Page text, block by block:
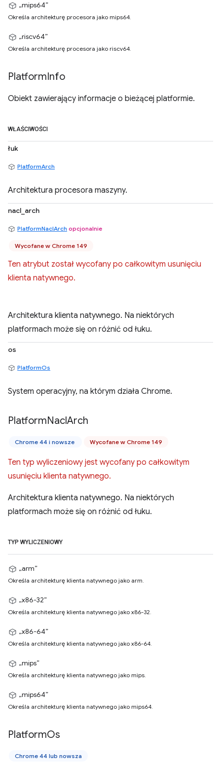
„mips64”
Określa architekturę procesora jako mips64.
„riscv64”
Określa architekturę procesora jako riscv64.
PlatformInfo
Obiekt zawierający informacje o bieżącej platformie.
WŁAŚCIWOŚCI
łuk
PlatformArch
Architektura procesora maszyny.
nacl_arch
PlatformNaclArch opcjonalnie
Wycofane w Chrome 149
Ten atrybut został wycofany po całkowitym usunięciu
klienta natywnego.
Architektura klienta natywnego. Na niektórych
platformach może się on różnić od łuku.
os
PlatformOs
System operacyjny, na którym działa Chrome.
PlatformNaclArch
Chrome 44 i nowsze Wycofane w Chrome 149
Ten typ wyliczeniowy jest wycofany po całkowitym
usunięciu klienta natywnego.
Architektura klienta natywnego. Na niektórych
platformach może się on różnić od łuku.
TYP WYLICZENIOWY
„arm”
Określa architekturę klienta natywnego jako arm.
„x86-32”
Określa architekturę klienta natywnego jako x86-32.
„x86-64”
Określa architekturę klienta natywnego jako x86-64.
„mips”
Określa architekturę klienta natywnego jako mips.
„mips64”
Określa architekturę klienta natywnego jako mips64.
PlatformOs
Chrome 44 lub nowsza